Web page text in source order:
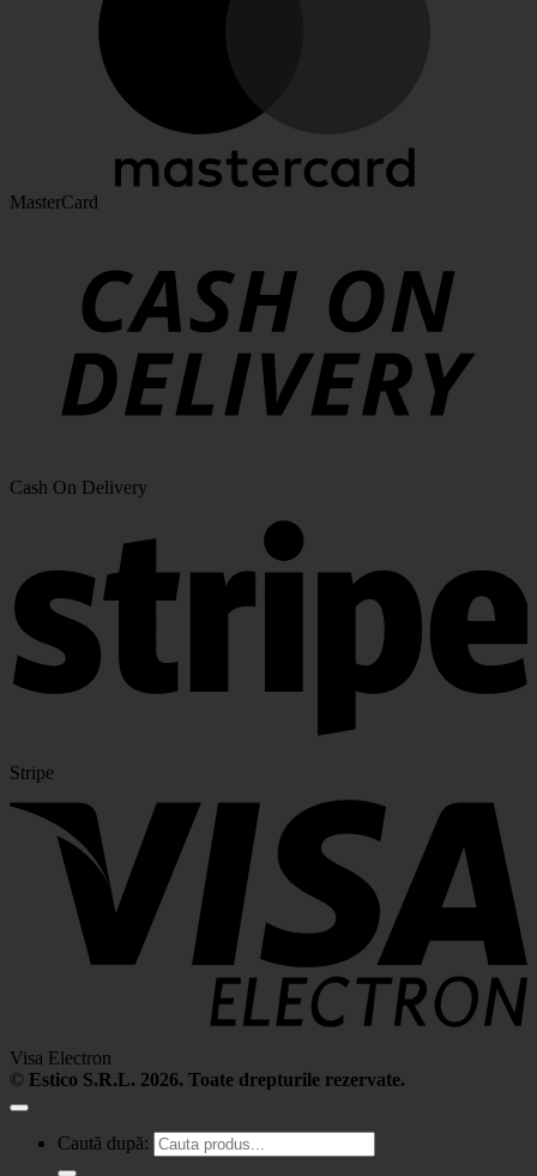
MasterCard
Cash On Delivery
Stripe
Visa Electron
© Estico S.R.L. 2026. Toate drepturile rezervate.
Caută după: